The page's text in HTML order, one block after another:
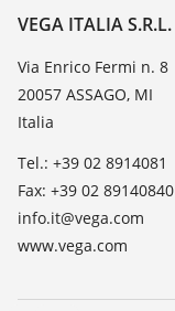
TeamViewer
Contatto
Novità
Stampa
Blog
VEGA ITALIA S.R.L.
Via Enrico Fermi n. 8
20057 ASSAGO, MI
Italia
Tel.: +39 02 8914081
Fax: +39 02 89140840
info.it@vega.com
www.vega.com